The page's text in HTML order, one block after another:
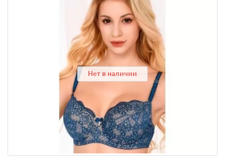
Нет в наличии